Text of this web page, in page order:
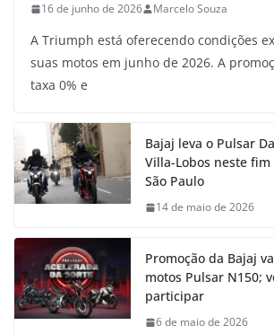
16 de junho de 2026 Marcelo Souza
A Triumph está oferecendo condições
suas motos em junho de 2026. A
taxa 0% e
Bajaj leva o Pulsar
Villa-Lobos neste
São Paulo
14 de maio de 2026
Promoção da Bajaj
motos Pulsar N150;
participar
6 de maio de 2026